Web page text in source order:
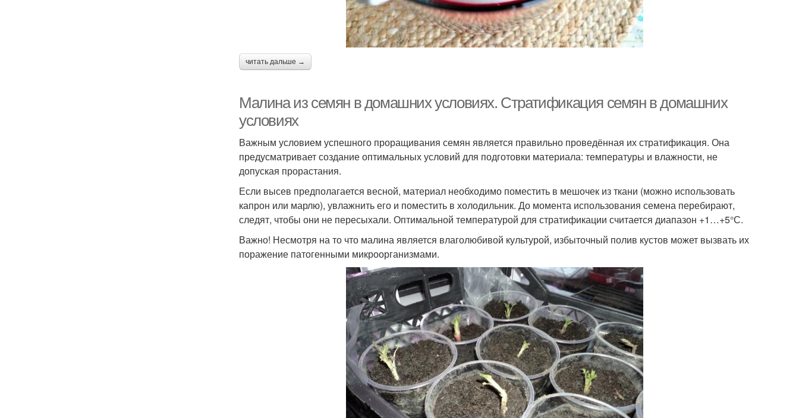
читать дальше →
Малина из семян в домашних условиях. Стратификация семян в домашних
условиях
Важным условием успешного проращивания семян является правильно проведённая их стратификация. Она
предусматривает создание оптимальных условий для подготовки материала: температуры и влажности, не
допуская прорастания.
Если высев предполагается весной, материал необходимо поместить в мешочек из ткани (можно использовать
капрон или марлю), увлажнить его и поместить в холодильник. До момента использования семена перебирают,
следят, чтобы они не пересыхали. Оптимальной температурой для стратификации считается диапазон +1…+5°С.
Важно! Несмотря на то что малина является влаголюбивой культурой, избыточный полив кустов может вызвать их
поражение патогенными микроорганизмами.